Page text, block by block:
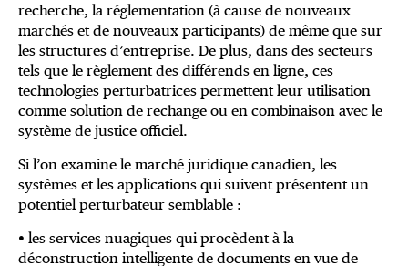
recherche, la réglementation (à cause de nouveaux
marchés et de nouveaux participants) de même que sur
les structures d’entreprise. De plus, dans des secteurs
tels que le règlement des différends en ligne, ces
technologies perturbatrices permettent leur utilisation
comme solution de re­change ou en combinaison avec le
système de justice officiel.
Si l’on examine le marché juridique canadien, les
systèmes et les applications qui suivent présentent un
potentiel perturbateur semblable :
• les services nuagiques qui procèdent à la
déconstruction intelligente de documents en vue de